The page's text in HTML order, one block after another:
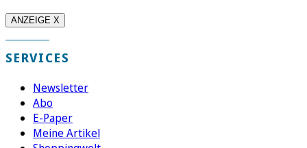
ANZEIGE X
SERVICES
Newsletter
Abo
E-Paper
Meine Artikel